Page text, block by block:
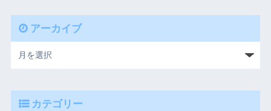
アーカイブ
カテゴリー